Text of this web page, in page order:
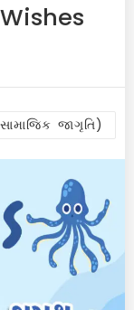
જાગૃતિ)